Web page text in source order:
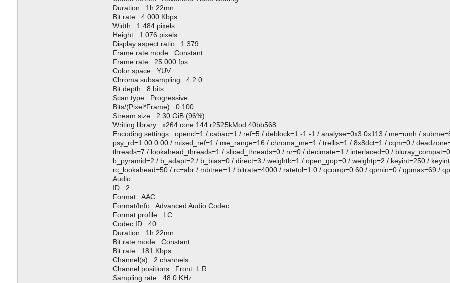
Duration : 1h 22mn
Bit rate : 4 000 Kbps
Width : 1 484 pixels
Height : 1 076 pixels
Display aspect ratio : 1.379
Frame rate mode : Constant
Frame rate : 25.000 fps
Color space : YUV
Chroma subsampling : 4:2:0
Bit depth : 8 bits
Scan type : Progressive
Bits/(Pixel*Frame) : 0.100
Stream size : 2.30 GiB (96%)
Writing library : x264 core 144 r2525kMod 40bb568
Encoding settings : opencl=1 / cabac=1 / ref=5 / deblock=1:-1:-1 / analyse=0x3:0x113 / me=umh /
psy_rd=1.00:0.00 / mixed_ref=1 / me_range=16 / chroma_me=1 / trellis=1 / 8x8dct=1 / cqm=0 /
threads=7 / lookahead_threads=1 / sliced_threads=0 / nr=0 / decimate=1 / interlaced=0 /
b_pyramid=2 / b_adapt=2 / b_bias=0 / direct=3 / weightb=1 / open_gop=0 / weightp=2 / keyint=250 /
rc_lookahead=50 / rc=abr / mbtree=1 / bitrate=4000 / ratetol=1.0 / qcomp=0.60 / qpmin=0 / qpmax=69 /
Audio
ID : 2
Format : AAC
Format/Info : Advanced Audio Codec
Format profile : LC
Codec ID : 40
Duration : 1h 22mn
Bit rate mode : Constant
Bit rate : 181 Kbps
Channel(s) : 2 channels
Channel positions : Front: L R
Sampling rate : 48.0 KHz